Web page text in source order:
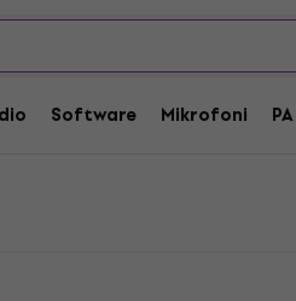
Software Mikrofoni PA
srednje